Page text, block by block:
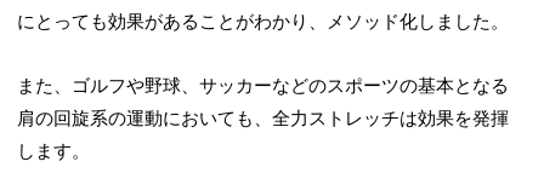
にとっても効果があることがわかり、メソッド化しました。
また、ゴルフや野球、サッカーなどのスポーツの基本となる
肩の回旋系の運動においても、全力ストレッチは効果を発揮
します。